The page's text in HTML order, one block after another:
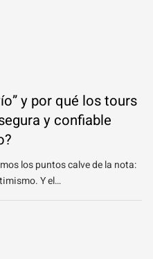
y por qué los tours
y confiable
los puntos calve de la nota:
Y el…